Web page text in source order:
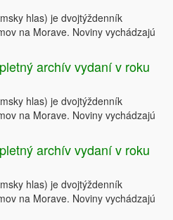
hlas) je dvojtýždenník
na Morave. Noviny vychádzajú
archív vydaní v roku
hlas) je dvojtýždenník
na Morave. Noviny vychádzajú
archív vydaní v roku
hlas) je dvojtýždenník
na Morave. Noviny vychádzajú